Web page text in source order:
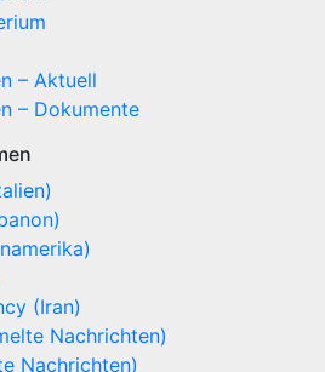
– Aktuell
– Dokumente
(Iran)
Nachrichten)
Nachrichten)